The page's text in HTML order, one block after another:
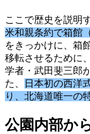
ここで歴史を説明
米和親条約で箱館
をきっかけに、箱
移転させるために
学者・武田斐三郎
た、
日本初の西洋
り、北海道唯一の
公園内部か